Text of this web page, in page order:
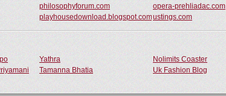
philosophyforum.com
opera-prehliadac.com
playhousedownload.blogspot.comustings.com
Yathra
Nolimits Coaster
Tamanna Bhatia Uk Fashion Blog